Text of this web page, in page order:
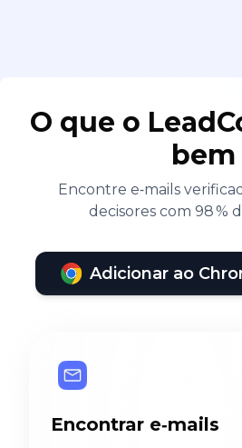
O que o
bem
Encontre e‑mails
decisores com 98 %
Adicionar ao
Encontrar e‑mails